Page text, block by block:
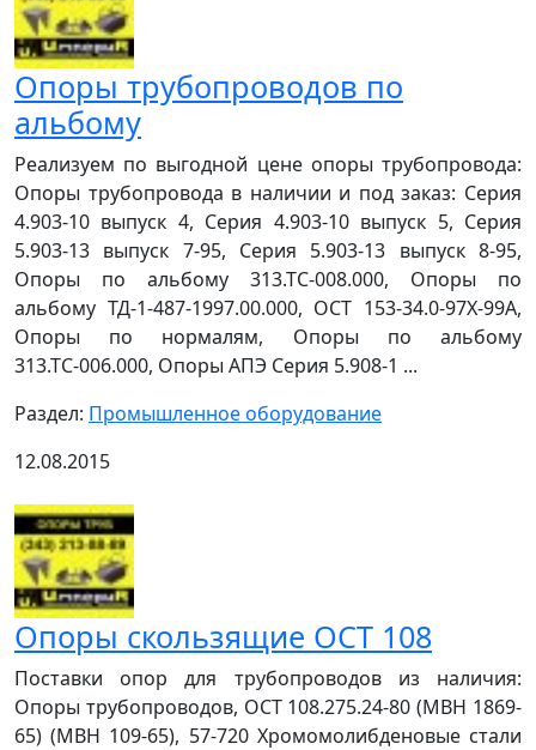
Опоры трубопроводов по
альбому
Реализуем по выгодной цене опоры трубопровода:
Опоры трубопровода в наличии и под заказ: Серия
4.903-10 выпуск 4, Серия 4.903-10 выпуск 5, Серия
5.903-13 выпуск 7-95, Серия 5.903-13 выпуск 8-95,
Опоры по альбому 313.ТС-008.000, Опоры по
альбому ТД-1-487-1997.00.000, ОСТ 153-34.0-97Х-99А,
Опоры по нормалям, Опоры по альбому
313.ТС-006.000, Опоры АПЭ Серия 5.908-1 ...
Раздел: Промышленное оборудование
12.08.2015
Опоры скользящие ОСТ 108
Поставки опор для трубопроводов из наличия:
Опоры трубопроводов, ОСТ 108.275.24-80 (МВН 1869-
65) (МВН 109-65), 57-720 Хромомолибденовые стали